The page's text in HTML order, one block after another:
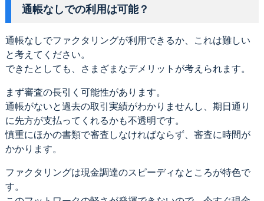
通帳なしでの利用は可能？
通帳なしでファクタリングが利用できるか、これは難しい
と考えてください。
できたとしても、さまざまなデメリットが考えられます。
まず審査の長引く可能性があります。
通帳がないと過去の取引実績がわかりませんし、期日通り
に先方が支払ってくれるかも不透明です。
慎重にほかの書類で審査しなければならず、審査に時間が
かかります。
ファクタリングは現金調達のスピーディなところが特色で
す。